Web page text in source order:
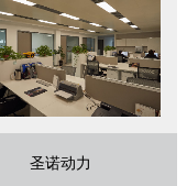
圣诺动力